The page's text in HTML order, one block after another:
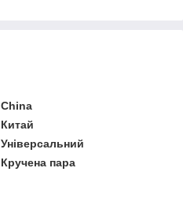
China
Китай
Універсальний
Кручена пара